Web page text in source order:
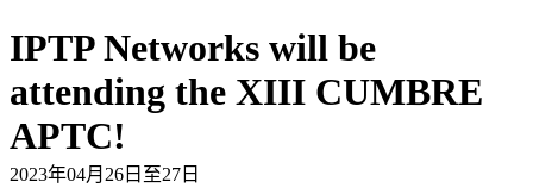
IPTP Networks will be
attending the XIII CUMBRE
APTC!
2023年04月26日至27日